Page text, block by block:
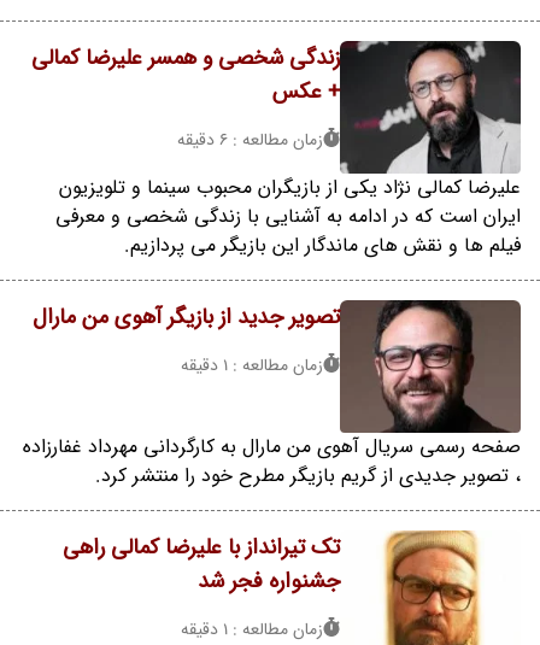
زندگی شخصی و همسر علیرضا کمالی
+ عکس
زمان مطالعه : 6 دقیقه
علیرضا کمالی نژاد یکی از بازیگران محبوب سینما و تلویزیون
ایران است که در ادامه به آشنایی با زندگی شخصی و معرفی
فیلم ها و نقش های ماندگار این بازیگر می پردازیم.
تصویر جدید از بازیگر آهوی من مارال
زمان مطالعه : 1 دقیقه
صفحه رسمی سریال آهوی من مارال به کارگردانی مهرداد غفارزاده
، تصویر جدیدی از گریم بازیگر مطرح خود را منتشر کرد.
تک تیرانداز با علیرضا کمالی راهی
جشنواره فجر شد
زمان مطالعه : 1 دقیقه